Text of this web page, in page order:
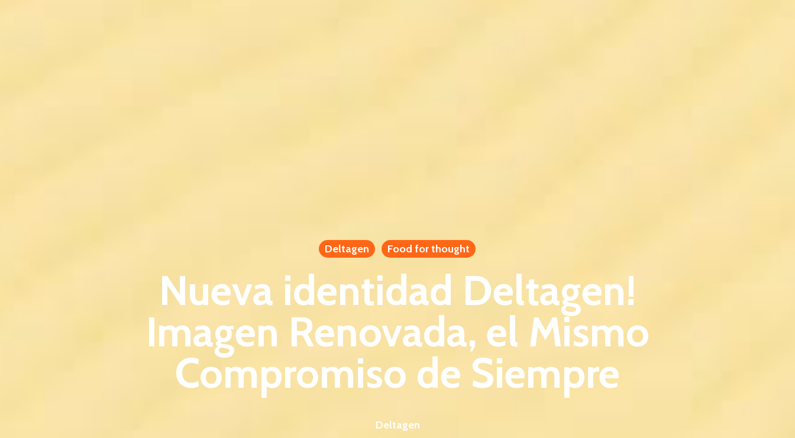
Deltagen Food for thought
Nueva identidad Deltagen!
Imagen Renovada, el Mismo
Compromiso de Siempre
Deltagen